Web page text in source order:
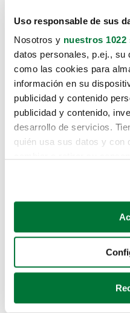
Uso responsable de sus
Nosotros y nuestros 1022
datos personales, p.ej., su
como las cookies para
información en su
publicidad y contenido
publicidad y contenido,
desarrollo de servicios.
quién usa sus datos y con
Si lo permite, también
Recopilar información
Identificar su
para buscar
Obtenga más información
Lo sentimos,
te hemos
Pero puedes encontrar
buscando en alguno de
Coches de segunda mano
Coches de km0